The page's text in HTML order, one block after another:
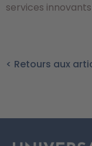
services
< Retours aux